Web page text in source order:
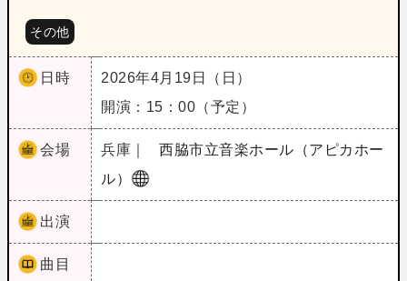
その他
日時
2026年4月19日（日）
開演：15：00（予定）
会場 兵庫｜
西脇市立音楽ホール（アピカホー
ル）
出演
曲目